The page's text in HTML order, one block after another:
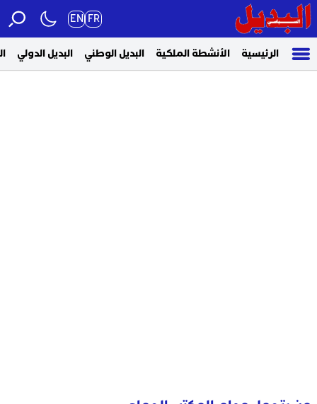
FR
EN
الرئيسية الأنشطة الملكية البديل الوطني البديل الدولي